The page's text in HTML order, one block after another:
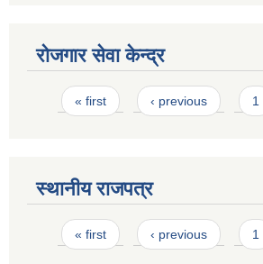
रोजगार सेवा केन्द्र
Pages
« first ‹ previous 1
स्थानीय राजपत्र
Pages
« first ‹ previous 1